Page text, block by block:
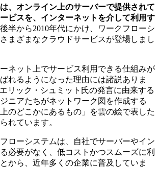
は、オンライン上のサーバーで提供されて
ビスを、インターネットを介して利用す
半から2010年代にかけ、ワークフローシ
まざまなクラウドサービスが登場しまし
ネット上でサービス利用できる仕組みが
れるようになった理由には諸説ありま
リック・シュミット氏の発言に由来する
ニアたちがネットワーク図を作成する
のどこかにあるもの」を雲の絵で表した
れています。
ローシステムは、自社でサーバーやイン
必要がなく、低コストかつスムーズに利
から、近年多くの企業に普及していま